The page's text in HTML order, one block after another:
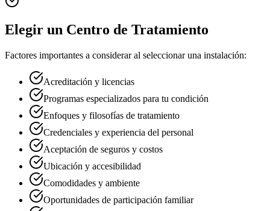
Elegir un Centro de Tratamiento
Factores importantes a considerar al seleccionar una instalación:
Acreditación y licencias
Programas especializados para tu condición
Enfoques y filosofías de tratamiento
Credenciales y experiencia del personal
Aceptación de seguros y costos
Ubicación y accesibilidad
Comodidades y ambiente
Oportunidades de participación familiar